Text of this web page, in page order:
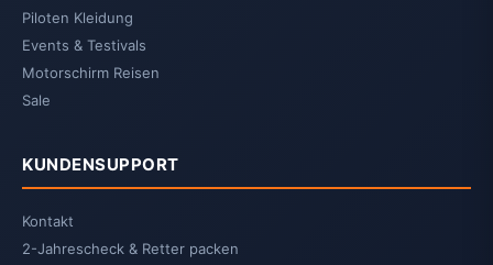
Piloten Kleidung
Events & Testivals
Motorschirm Reisen
Sale
KUNDENSUPPORT
Kontakt
2-Jahrescheck & Retter packen